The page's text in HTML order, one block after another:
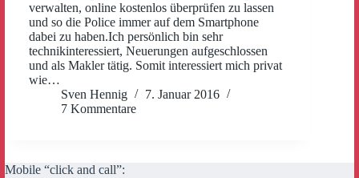
verwalten, online kostenlos überprüfen zu lassen
und so die Police immer auf dem Smartphone
dabei zu haben.Ich persönlich bin sehr
technikinteressiert, Neuerungen aufgeschlossen
und als Makler tätig. Somit interessiert mich privat
wie…
Sven Hennig
7. Januar 2016
7 Kommentare
Mobile “click and call”: